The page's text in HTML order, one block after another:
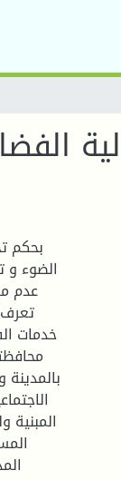
بحكم
الضوء و
عدم
خدمات